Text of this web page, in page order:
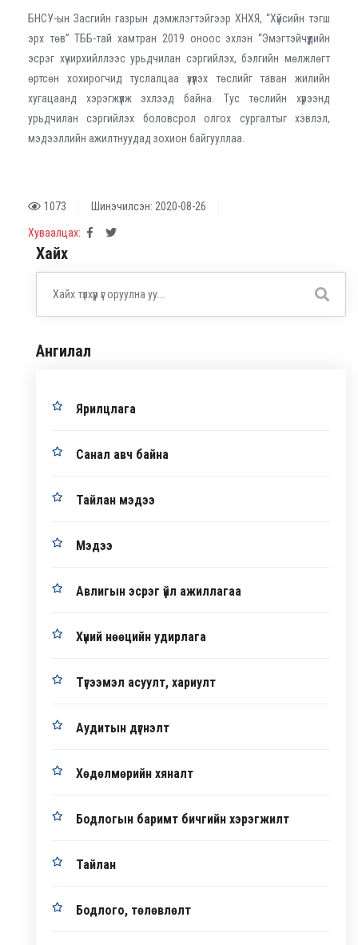
БНСУ-ын Засгийн газрын дэмжлэгтэйгээр ХНХЯ, “Хүйсийн тэгш
эрх төв” ТББ-тай хамтран 2019 оноос эхлэн “Эмэгтэйчүүдийн
эсрэг хүчирхийллээс урьдчилан сэргийлэх, бэлгийн мөлжлөгт
өртсөн хохирогчид туслалцаа үзүүлэх төслийг таван жилийн
хугацаанд хэрэгжүүлж эхлээд байна. Тус төслийн хүрээнд
урьдчилан сэргийлэх боловсрол олгох сургалтыг хэвлэл,
мэдээллийн ажилтнуудад зохион байгууллаа.
1073 Шинэчилсэн: 2020-08-26
Хуваалцах:
Хайх
Ангилал
Ярилцлага
Санал авч байна
Тайлан мэдээ
Мэдээ
Авлигын эсрэг үйл ажиллагаа
Хүний нөөцийн удирлага
Түгээмэл асуулт, хариулт
Аудитын дүгнэлт
Хөдөлмөрийн хяналт
Бодлогын баримт бичгийн хэрэгжилт
Тайлан
Бодлого, төлөвлөлт